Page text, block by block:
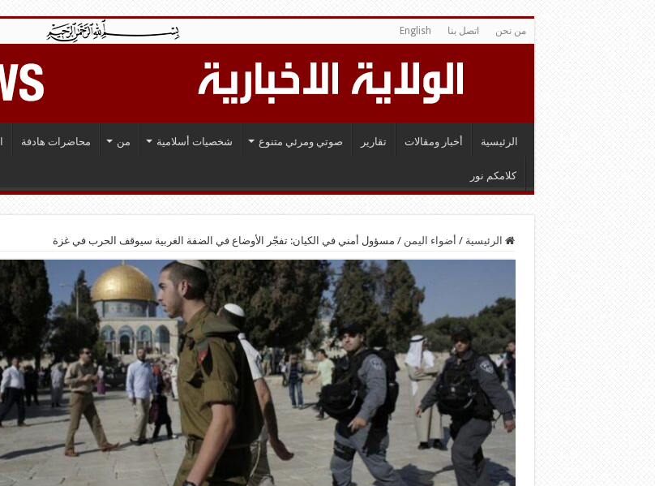
من نحن اتصل بنا English
الرئيسية أخبار ومقالات تقارير صوتي ومرئي متنوع شخصيات أسلامية من محاضرات هادفة
كلامكم نور
الرئيسية / أضواء اليمن / مسؤول أمني في الكيان: تفجّر الأوضاع في الضفة الغربية سيوقف الحرب في غزة‎